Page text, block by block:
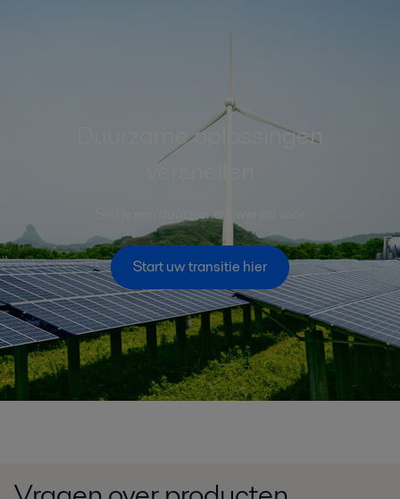
Duurzame oplossingen
versnellen
Stel je een duurzamere wereld voor
Start uw transitie hier